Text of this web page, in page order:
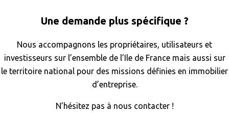
publications
Une demande plus spécifique ?
Nous accompagnons les propriétaires, utilisateurs et
investisseurs sur l’ensemble de l’Ile de France mais aussi sur
le territoire national pour des missions définies en immobilier
d’entreprise.
N’hésitez pas à nous contacter !